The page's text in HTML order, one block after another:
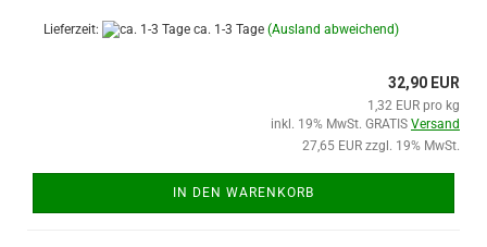
Lieferzeit: ca. 1-3 Tage (Ausland abweichend)
32,90 EUR
1,32 EUR pro kg
inkl. 19% MwSt. GRATIS Versand
27,65 EUR zzgl. 19% MwSt.
IN DEN WARENKORB